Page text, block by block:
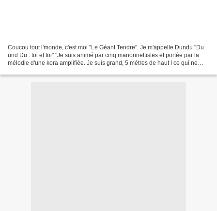
Coucou tout l'monde, c'est moi "Le Géant Tendre". Je m'appelle Dundu "Du
und Du : toi et toi" "Je suis animé par cinq marionnettistes et portée par la
mélodie d'une kora amplifiée. Je suis grand, 5 mètres de haut ! ce qui ne